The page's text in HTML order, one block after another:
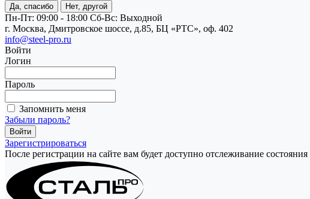
Да, спасибо Нет, другой
Пн-Пт: 09:00 - 18:00 Cб-Вс: Выходной
г. Москва, Дмитровское шоссе, д.85, БЦ «РТС», оф. 402
info@steel-pro.ru
Войти
Логин
Пароль
Запомнить меня
Забыли пароль?
Зарегистрироваться
После регистрации на сайте вам будет доступно отслеживание